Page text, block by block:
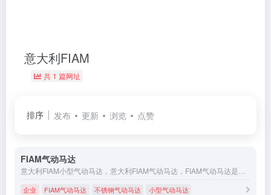
意大利FIAM
共 1 篇网址
排序 发布 更新 浏览 点赞
FIAM气动马达
企业 FIAM气动马达 不锈钢气动马达 小型气动马达